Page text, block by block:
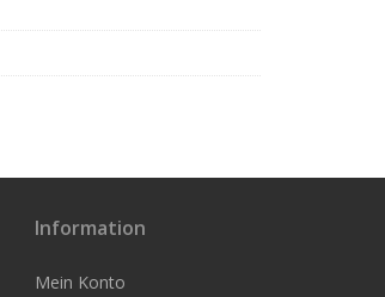
Information
Mein Konto